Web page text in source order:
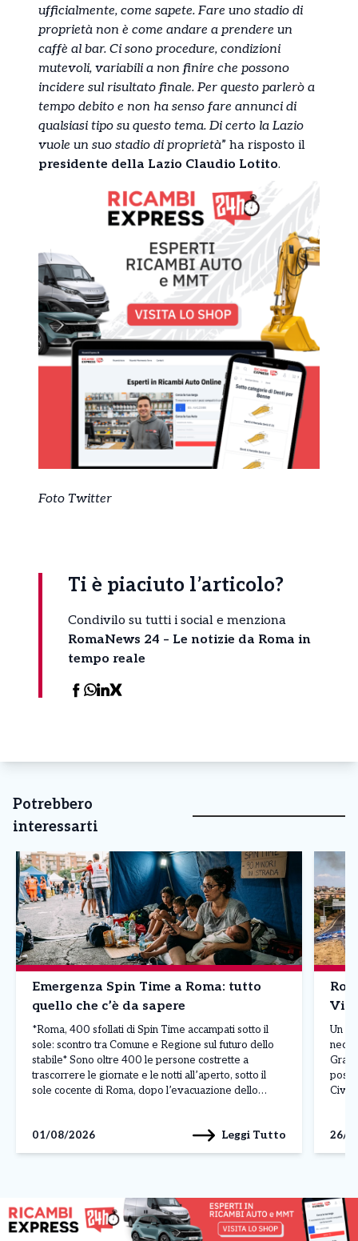
ufficialmente, come sapete. Fare uno stadio di
proprietà non è come andare a prendere un
caffè al bar. Ci sono procedure, condizioni
mutevoli, variabili a non finire che possono
incidere sul risultato finale. Per questo parlerò a
tempo debito e non ha senso fare annunci di
qualsiasi tipo su questo tema. Di certo la Lazio
vuole un suo stadio di proprietà” ha risposto il
presidente della Lazio Claudio Lotito.
Foto Twitter
Ti è piaciuto l’articolo?
Condivilo su tutti i social e menziona
RomaNews 24 – Le notizie da Roma in
tempo reale
Potrebbero
interessarti
Emergenza Spin Time a Roma: tutto
quello che c’è da sapere
*Roma, 400 sfollati di Spin Time accampati sotto il
sole: scontro tra Comune e Regione sul futuro dello
stabile* Sono oltre 400 le persone costrette a
trascorrere le giornate e le notti all’aperto, sotto il
sole cocente di Roma, dopo l’evacuazione dello
01/08/2026
Leggi Tutto
Un
26/